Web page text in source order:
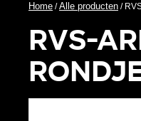
Home /Alle producten /
rvs-